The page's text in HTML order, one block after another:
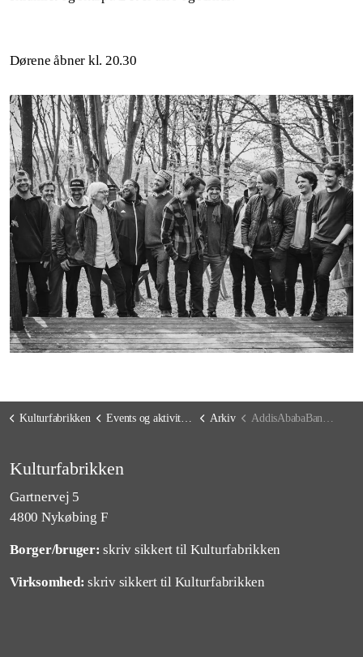
Dørene åbner kl. 20.30
Kulturfabrikken Events og aktiviteter Arkiv AddisAbabaBand på Kulturfabrikken
Kulturfabrikken
Gartnervej 5
4800 Nykøbing F
Borger/bruger: skriv sikkert til Kulturfabrikken
Virksomhed: skriv sikkert til Kulturfabrikken